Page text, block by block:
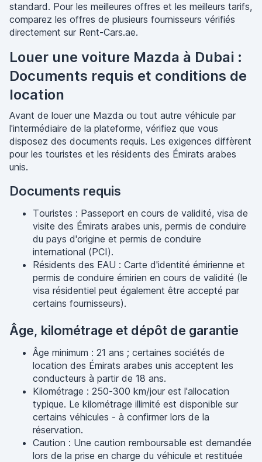
standard. Pour les meilleures offres et les meilleurs tarifs,
comparez les offres de plusieurs fournisseurs vérifiés
directement sur Rent-Cars.ae.
Louer une voiture Mazda à Dubai :
Documents requis et conditions de
location
Avant de louer une Mazda ou tout autre véhicule par
l'intermédiaire de la plateforme, vérifiez que vous
disposez des documents requis. Les exigences diffèrent
pour les touristes et les résidents des Émirats arabes
unis.
Documents requis
Touristes : Passeport en cours de validité, visa de
visite des Émirats arabes unis, permis de conduire
du pays d'origine et permis de conduire
international (PCI).
Résidents des EAU : Carte d'identité émirienne et
permis de conduire émirien en cours de validité (le
visa résidentiel peut également être accepté par
certains fournisseurs).
Âge, kilométrage et dépôt de garantie
Âge minimum : 21 ans ; certaines sociétés de
location des Émirats arabes unis acceptent les
conducteurs à partir de 18 ans.
Kilométrage : 250-300 km/jour est l'allocation
typique. Le kilométrage illimité est disponible sur
certains véhicules - à confirmer lors de la
réservation.
Caution : Une caution remboursable est demandée
lors de la prise en charge du véhicule et restituée